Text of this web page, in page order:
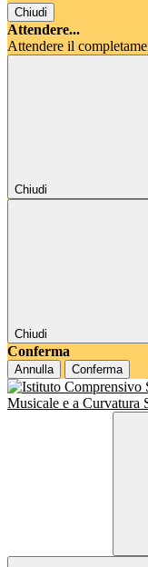
Chiudi
Attendere...
Attendere il
Chiudi
Chiudi
Conferma
Annulla Conferma
Musicale e a Curvatura